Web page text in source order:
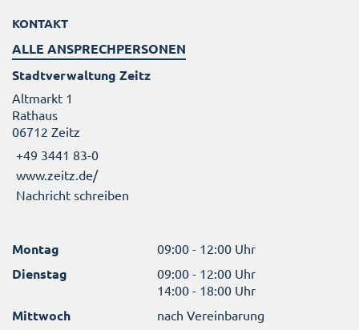
KONTAKT
ALLE ANSPRECHPERSONEN
Stadtverwaltung Zeitz
Altmarkt 1
Rathaus
06712 Zeitz
+49 3441 83-0
www.zeitz.de/
Nachricht schreiben
Montag 09:00 - 12:00 Uhr
Dienstag
09:00 - 12:00 Uhr
14:00 - 18:00 Uhr
Mittwoch nach Vereinbarung